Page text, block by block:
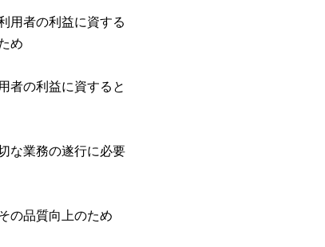
者の利益に資する
め
の利益に資すると
な業務の遂行に必要
の品質向上のため